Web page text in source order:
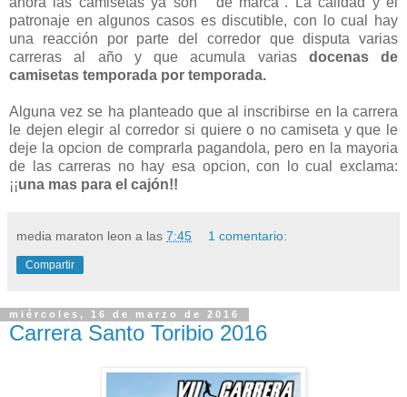
patronaje en algunos casos es discutible, con lo cual hay
una reacción por parte del corredor que disputa varias
carreras al año y que acumula varias docenas de
camisetas temporada por temporada.
Alguna vez se ha planteado que al inscribirse en la carrera
le dejen elegir al corredor si quiere o no camiseta y que le
deje la opcion de comprarla pagandola, pero en la mayoria
de las carreras no hay esa opcion, con lo cual exclama:
¡¡una mas para el cajón!!
media maraton leon a las 7:45 1 comentario:
Compartir
miércoles, 16 de marzo de 2016
Carrera Santo Toribio 2016